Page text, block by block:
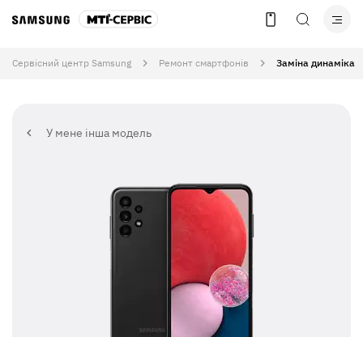
Сервісний центр Samsung Ремонт смартфонів Заміна динаміка
У мене інша модель